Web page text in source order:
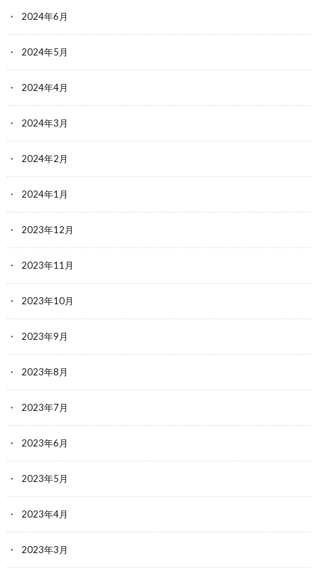
2024年6月
2024年5月
2024年4月
2024年3月
2024年2月
2024年1月
2023年12月
2023年11月
2023年10月
2023年9月
2023年8月
2023年7月
2023年6月
2023年5月
2023年4月
2023年3月